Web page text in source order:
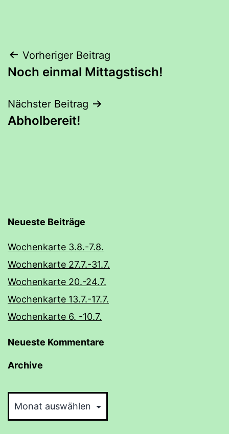
Beitrags-
Navigation
Vorheriger Beitrag
Noch einmal Mittagstisch!
Nächster Beitrag
Abholbereit!
Neueste Beiträge
Wochenkarte 3.8.-7.8.
Wochenkarte 27.7.-31.7.
Wochenkarte 20.-24.7.
Wochenkarte 13.7.-17.7.
Wochenkarte 6. -10.7.
Neueste Kommentare
Archive